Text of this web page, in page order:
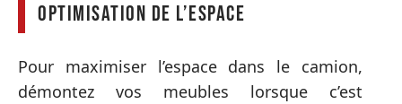
Optimisation de l’espace
Pour maximiser l’espace dans le camion,
démontez vos meubles lorsque c’est